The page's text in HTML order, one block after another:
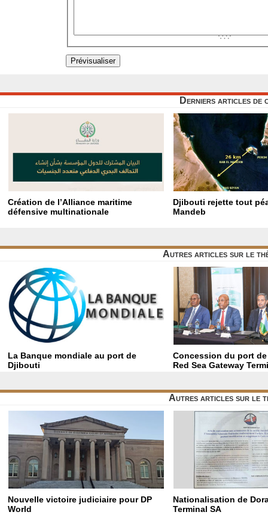
Derniers articles de
Création de l’Alliance maritime
défensive multinationale
Djibouti rejette tout
Mandeb
Autres articles sur le
La Banque mondiale au port de
Djibouti
Concession du port
Red Sea Gateway
Autres articles sur le
Nouvelle victoire judiciaire pour DP
World
Nationalisation de
Terminal SA